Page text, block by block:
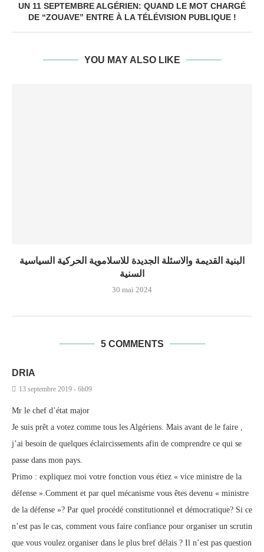
UN 11 SEPTEMBRE ALGÉRIEN: QUAND LE MOT CHARGÉ
DE “ZOUAVE” ENTRE À LA TÉLÉVISION PUBLIQUE !
YOU MAY ALSO LIKE
البنية القديمة والاسئلة الجديدة للاسلاموية الحركية السياسية
السنية
30 mai 2024
5 COMMENTS
DRIA
13 septembre 2019 - 6h09
Mr le chef d’état major
Je suis prêt a votez comme tous les Algériens. Mais avant de le faire ,
j’ai besoin de quelques éclaircissements afin de comprendre ce qui se
passe dans mon pays.
Primo : expliquez moi votre fonction vous étiez « vice ministre de la
défense ».Comment et par quel mécanisme vous êtes devenu « ministre
de la défense »? Par quel procédé constitutionnel et démocratique? Si ce
n’est pas le cas, comment vous faire confiance pour organiser un scrutin
que vous voulez organiser dans le plus bref délais ? Il n’est pas question